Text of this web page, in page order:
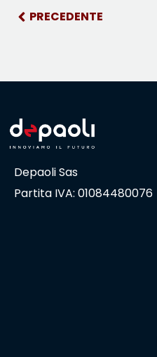
PRECEDENTE
Depaoli Sas
Partita IVA: 01084480076